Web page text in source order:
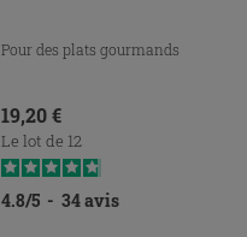
Pour des plats gourmands
Prix
19,20 €
Le lot de 12
4.8/5 - 34avis